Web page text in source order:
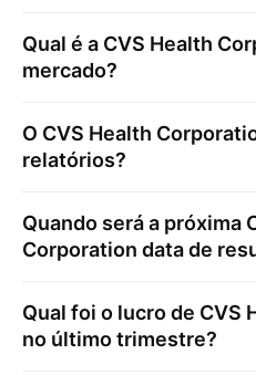
Qual é a CVS Health
mercado?
O CVS Health
relatórios?
Quando será a próxima
Corporation data de
Qual foi o lucro de CVS
no último trimestre?